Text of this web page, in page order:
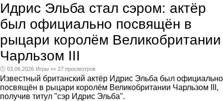
Идрис Эльба стал сэром: актёр
был официально посвящён в
рыцари королём Великобритании
Чарльзом III
🕑 03.06.2026 Игры 👀 27 просмотров
Известный британский актёр Идрис Эльба был официально
посвящён в рыцари королём Великобритании Чарльзом III,
получив титул "сэр Идрис Эльба".